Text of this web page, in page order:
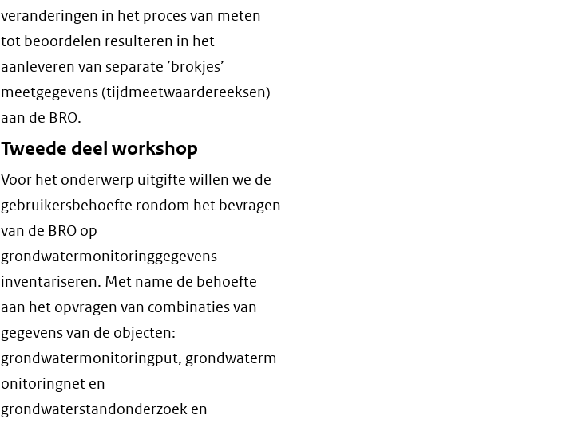
veranderingen in het proces van meten
tot beoordelen resulteren in het
aanleveren van separate ’brokjes’
meetgegevens (tijdmeetwaardereeksen)
aan de BRO.
Tweede deel workshop
Voor het onderwerp uitgifte willen we de
gebruikersbehoefte rondom het bevragen
van de BRO op
grondwatermonitoringgegevens
inventariseren. Met name de behoefte
aan het opvragen van combinaties van
gegevens van de objecten:
grondwatermonitoringput, grondwaterm
onitoringnet en
grondwaterstandonderzoek en